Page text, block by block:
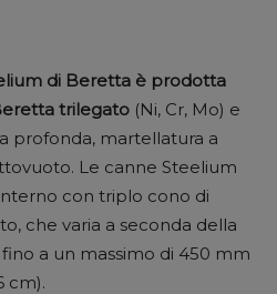
di Beretta è prodotta
trilegato (Ni, Cr, Mo) e
profonda, martellatura a
Le canne Steelium
con triplo cono di
che varia a seconda della
a un massimo di 450 mm
cm).